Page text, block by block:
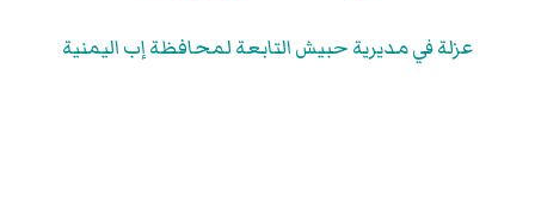
عزلة في مديرية حبيش التابعة لمحافظة إب اليمنية